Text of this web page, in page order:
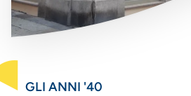
GLI ANNI '40